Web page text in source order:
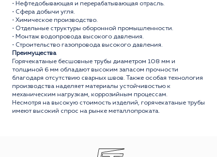
• Нефтедобывающая и перерабатывающая отрасль.
• Сфера добычи угля.
• Химическое производство.
• Отдельные структуры оборонной промышленности.
• Монтаж водопровода высокого давления.
• Строительство газопровода высокого давления.
Преимущества
Горячекатаные бесшовные трубы диаметром 108 мм и
толщиной 6 мм обладают высоким запасом прочности
благодаря отсутствию сварных швов. Также особая технология
производства наделяет материалы устойчивостью к
механическим нагрузкам, коррозийным процессам.
Несмотря на высокую стоимость изделий, горячекатаные трубы
имеют высокий спрос на рынке металлопроката.